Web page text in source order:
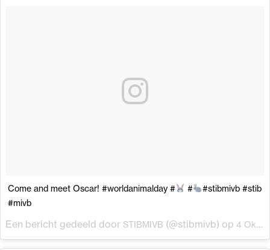
Come and meet Oscar! #worldanimalday # #
#stibmivb #stib
#mivb
Een bericht gedeeld door STIBMIVB (@stibmivb) op 4 Okt 2017 om 5:31 (PDT)